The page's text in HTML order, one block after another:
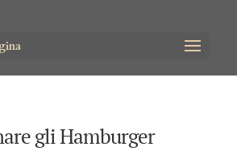
gli Hamburger